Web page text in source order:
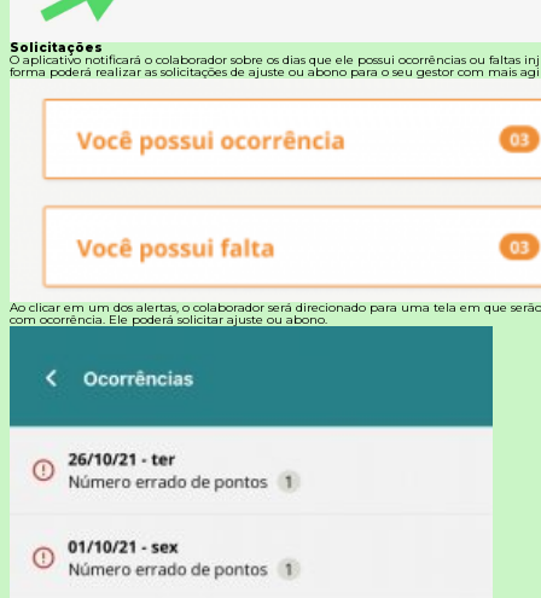
Solicitações
O aplicativo notificará o colaborador sobre os dias que ele possui ocorrências ou faltas
forma poderá realizar as solicitações de ajuste ou abono para o seu gestor com mais
Ao clicar em um dos alertas, o colaborador será direcionado para uma tela em que
com ocorrência. Ele poderá solicitar ajuste ou abono.